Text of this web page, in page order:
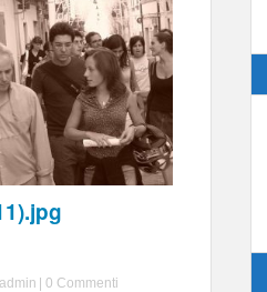
admin | 0 Commenti